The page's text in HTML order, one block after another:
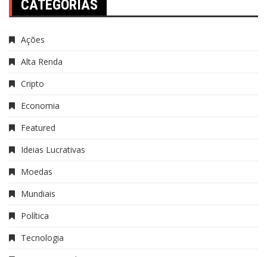
CATEGORIAS
Ações
Alta Renda
Cripto
Economia
Featured
Ideias Lucrativas
Moedas
Mundiais
Política
Tecnologia